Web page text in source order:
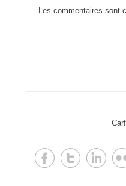
Les commentaires sont